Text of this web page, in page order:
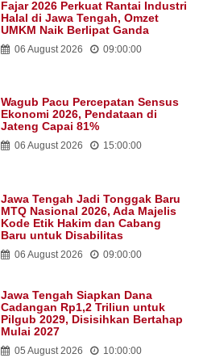
Fajar 2026 Perkuat Rantai Industri
Halal di Jawa Tengah, Omzet
UMKM Naik Berlipat Ganda
06 August 2026 09:00:00
Wagub Pacu Percepatan Sensus
Ekonomi 2026, Pendataan di
Jateng Capai 81%
06 August 2026 15:00:00
Jawa Tengah Jadi Tonggak Baru
MTQ Nasional 2026, Ada Majelis
Kode Etik Hakim dan Cabang
Baru untuk Disabilitas
06 August 2026 09:00:00
Jawa Tengah Siapkan Dana
Cadangan Rp1,2 Triliun untuk
Pilgub 2029, Disisihkan Bertahap
Mulai 2027
05 August 2026 10:00:00